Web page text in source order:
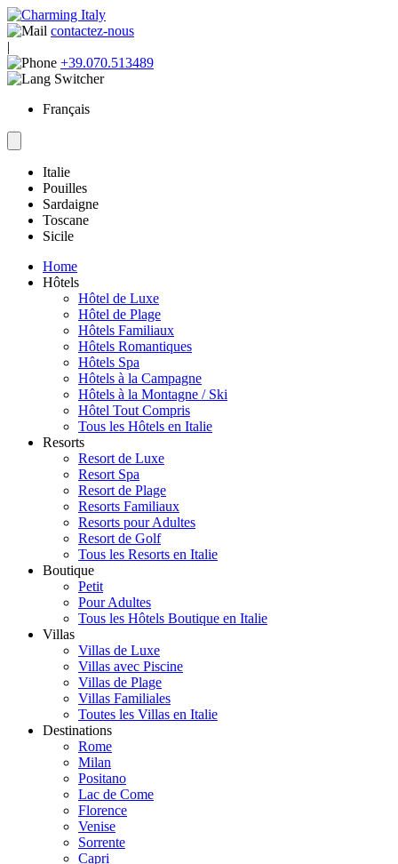
contactez-nous
|
+39.070.513489
Français
Italie
Pouilles
Sardaigne
Toscane
Sicile
Home
Hôtels
Hôtel de Luxe
Hôtel de Plage
Hôtels Familiaux
Hôtels Romantiques
Hôtels Spa
Hôtels à la Campagne
Hôtels à la Montagne / Ski
Hôtel Tout Compris
Tous les Hôtels en Italie
Resorts
Resort de Luxe
Resort Spa
Resort de Plage
Resorts Familiaux
Resorts pour Adultes
Resort de Golf
Tous les Resorts en Italie
Boutique
Petit
Pour Adultes
Tous les Hôtels Boutique en Italie
Villas
Villas de Luxe
Villas avec Piscine
Villas de Plage
Villas Familiales
Toutes les Villas en Italie
Destinations
Rome
Milan
Positano
Lac de Come
Florence
Venise
Sorrente
Capri